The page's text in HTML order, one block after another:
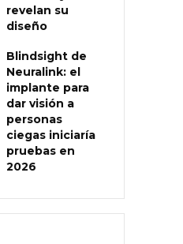
revelan su
diseño
Blindsight de
Neuralink: el
implante para
dar visión a
personas
ciegas iniciaría
pruebas en
2026